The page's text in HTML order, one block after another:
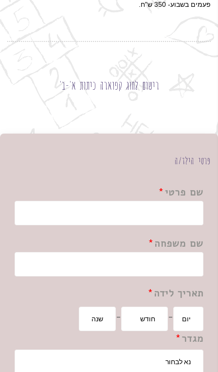
פעמים בשבוע- 350 ש"ח.
רישום לחוג קפוארה כיתות א'-ב'
פרטי הילד/ה
שם פרטי
שם משפחה
תאריך לידה
-
-
מגדר